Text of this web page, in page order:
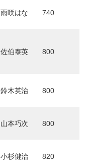
雨咲はな 740
佐伯泰英 800
鈴木英治 800
山本巧次 800
小杉健治 820